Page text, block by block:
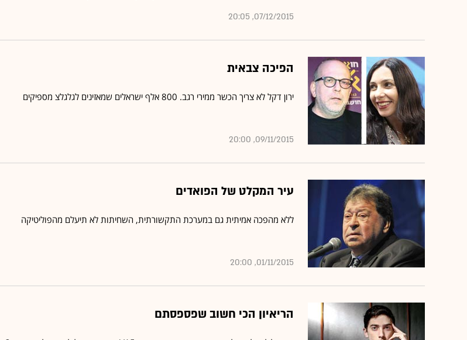
07/12/2015, 20:05
הפיכה צבאית
ירון דקל לא צריך הכשר ממירי רגב. 800 אלף ישראלים שמאזינים לגלגלצ מספיקים
09/11/2015, 20:00
עיר המקלט של הפואדים
ללא מהפכה אמיתית גם במערכת התקשורתית, השחיתות לא תיעלם מהפוליטיקה
01/11/2015, 20:00
הריאיון הכי חשוב שפספסתם